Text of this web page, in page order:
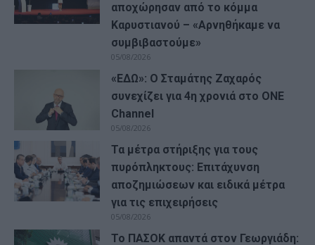
αποχώρησαν από το κόμμα
Καρυστιανού – «Αρνηθήκαμε να
συμβιβαστούμε»
05/08/2026
«ΕΔΩ»: Ο Σταμάτης Ζαχαρός
συνεχίζει για 4η χρονιά στο ONE
Channel
05/08/2026
Τα μέτρα στήριξης για τους
πυρόπληκτους: Επιτάχυνση
αποζημιώσεων και ειδικά μέτρα
για τις επιχειρήσεις
05/08/2026
Το ΠΑΣΟΚ απαντά στον Γεωργιάδη: